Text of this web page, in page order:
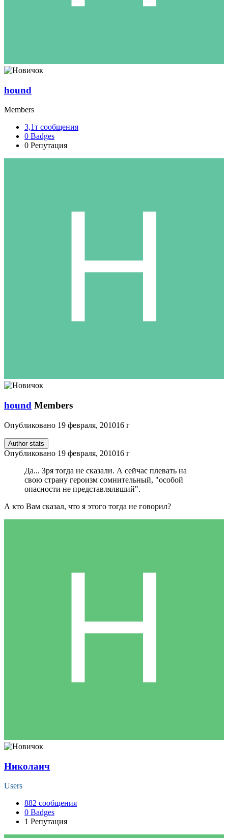
hound
Members
3,1т сообщения
0 Badges
0 Репутация
hound Members
Опубликовано 19 февраля, 201016 г
Author stats
Опубликовано 19 февраля, 201016 г
Да... Зря тогда не сказали. А сейчас плевать на
свою страну героизм сомнительный, "особой
опасности не представлялвший".
А кто Вам сказал, что я этого тогда не говорил?
Николаич
Users
882 сообщения
0 Badges
1 Репутация